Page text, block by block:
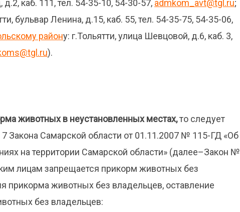
каб. 111, тел. 54-35-10, 54-30-57, admkom_avt@tgl.ru;
бульвар Ленина, д.15, каб. 55, тел. 54-35-75, 54-35-06,
району: г.Тольятти, улица Шевцовой, д.6, каб. 3,
).
животных в неустановленных местах,то следует
7 Закона Самарской области от 01.11.2007 № 115-ГД «Об
на территории Самарской области» (далее–Закон №
лицам запрещается прикорм животных без
прикорма животных без владельцев, оставление
без владельцев: